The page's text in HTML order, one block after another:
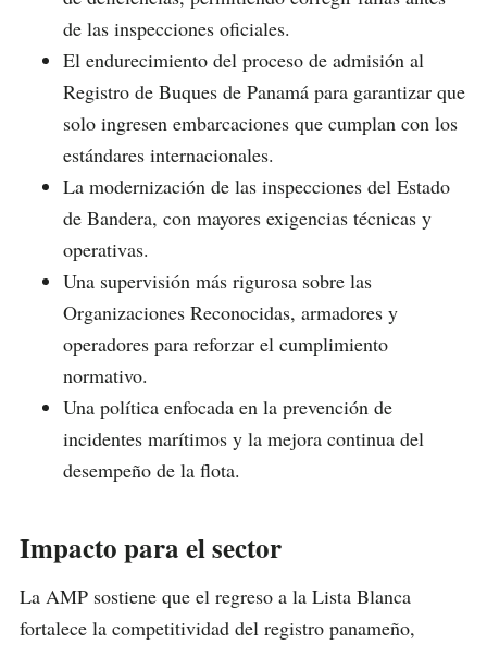
de las inspecciones oficiales.
El endurecimiento del proceso de admisión al
Registro de Buques de Panamá para garantizar que
solo ingresen embarcaciones que cumplan con los
estándares internacionales.
La modernización de las inspecciones del Estado
de Bandera, con mayores exigencias técnicas y
operativas.
Una supervisión más rigurosa sobre las
Organizaciones Reconocidas, armadores y
operadores para reforzar el cumplimiento
normativo.
Una política enfocada en la prevención de
incidentes marítimos y la mejora continua del
desempeño de la flota.
Impacto para el sector
La AMP sostiene que el regreso a la Lista Blanca
fortalece la competitividad del registro panameño,